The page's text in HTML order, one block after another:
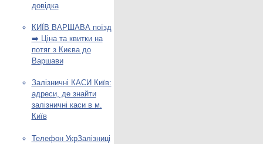
довідка
КИЇВ ВАРШАВА поїзд
➡️ Ціна та квитки на
потяг з Києва до
Варшави
Залізничні КАСИ Київ:
адреси, де знайти
залізничні каси в м.
Київ
Телефон УкрЗалізниці